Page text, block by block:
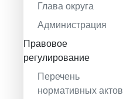
Глава округа
Администрация
Правовое
регулирование
Перечень
нормативных актов